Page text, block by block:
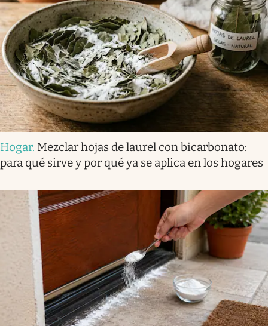
Hogar. Mezclar hojas de laurel con bicarbonato:
para qué sirve y por qué ya se aplica en los hogares